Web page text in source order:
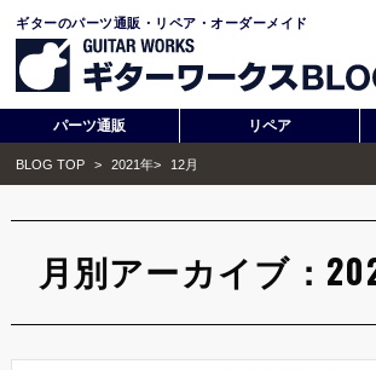
ギターのパーツ通販・リペア・オーダーメイド
パーツ通販 リペア
BLOG TOP > 2021年> 12月
月別アーカイブ：